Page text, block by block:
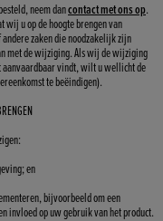
neem dancontact met ons op.
u op de hoogte brengen van
zaken die noodzakelijk zijn
met de wijziging. Als wij de wijziging
aanvaardbaar vindt, wilt u wellicht de
te beëindigen).
en
bijvoorbeeld om een
invloed op uw gebruik van het product.